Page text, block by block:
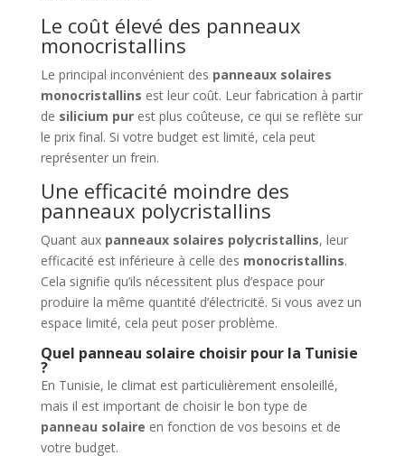
Le coût élevé des panneaux
monocristallins
Le principal inconvénient des panneaux solaires
monocristallins est leur coût. Leur fabrication à partir
de silicium purest plus coûteuse, ce qui se reflète sur
le prix final. Si votre budget est limité, cela peut
représenter un frein.
Une efficacité moindre des
panneaux polycristallins
Quant aux panneaux solaires polycristallins, leur
efficacité est inférieure à celle des monocristallins.
Cela signifie qu’ils nécessitent plus d’espace pour
produire la même quantité d’électricité. Si vous avez un
espace limité, cela peut poser problème.
Quel panneau solaire choisir pour la Tunisie
?
En Tunisie, le climat est particulièrement ensoleillé,
mais il est important de choisir le bon type de
panneau solaire en fonction de vos besoins et de
votre budget.